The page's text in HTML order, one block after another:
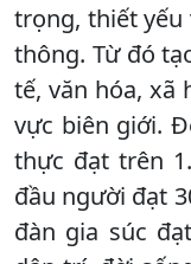
trọng, thiết yếu
thông. Từ đó
tế, văn hóa, xã
vực biên giới.
thực đạt trên
đầu người đạt
đàn gia súc